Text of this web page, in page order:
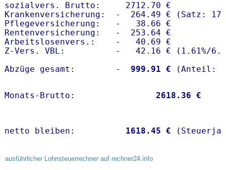
sozialvers. Brutto:     2712.70 €
Krankenversicherung:  -  264.49 € (Satz:
Pflegeversicherung:   -   38.66 €
Rentenversicherung:   -  253.64 €
Arbeitslosenvers.:    -   40.69 €
Z-Vers. VBL:          -   42.16 € ( 1.61%/
Abzüge gesamt:        -
  999.91 €
Monats-Brutto: 2618.36 €
netto bleiben: 1618.45 €
ausführlicher Lohnsteuerrechner auf rechner24.info